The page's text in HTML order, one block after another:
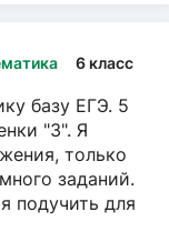
6 класс
базу ЕГЭ. 5
"3". Я
только
заданий.
подучить для